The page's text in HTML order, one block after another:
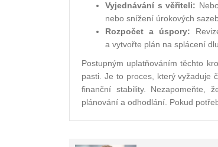
Vyjednávání s věřiteli:
nebo snížení úrokových
Rozpočet a úspory:
a vytvořte plán na splácení
Postupným uplatňováním těchto
pasti. Je to proces, který vyžaduje
finanční stability. Nezapomeňte,
plánování a odhodlání. Pokud